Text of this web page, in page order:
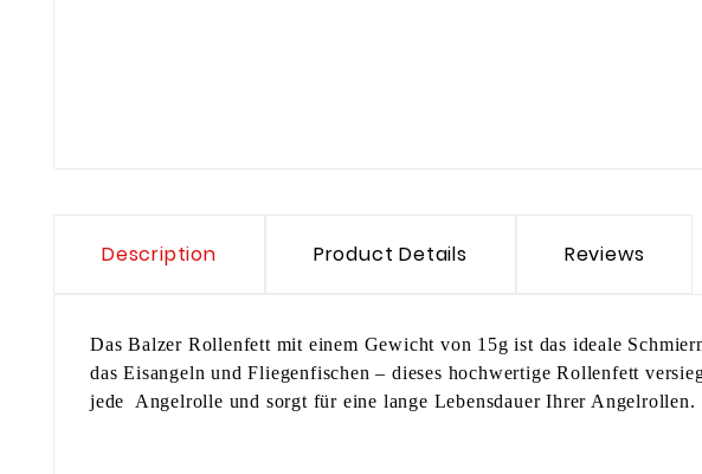
Description Product Details Reviews
Das Balzer Rollenfett mit einem Gewicht von 15g ist das ideale
das Eisangeln und Fliegenfischen – dieses hochwertige Rollenfett
jede Angelrolle und sorgt für eine lange Lebensdauer Ihrer Angelrollen.